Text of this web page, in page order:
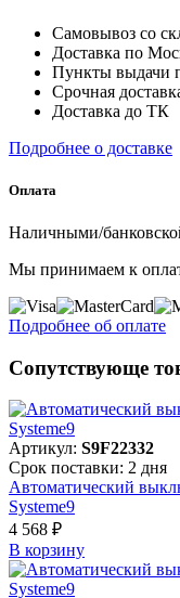
Самовывоз со
Доставка по
Пункты выдачи
Срочная
Доставка до ТК
Подробнее о доставке
Оплата
Наличными/
Мы принимаем к
Подробнее об оплате
Сопутствующе
Артикул: S9F22332
Срок поставки: 2 дня
Автоматический
Systeme9
4 568 ₽
В корзинy